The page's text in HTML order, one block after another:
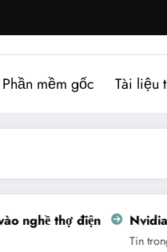
Phần mềm gốc Tài liệu
thợ điện Nvidia ra
Tin trong